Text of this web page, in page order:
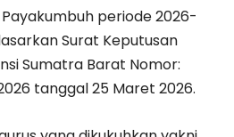
periode 2026-
Surat Keputusan
Sumatra Barat Nomor:
tanggal 25 Maret 2026.